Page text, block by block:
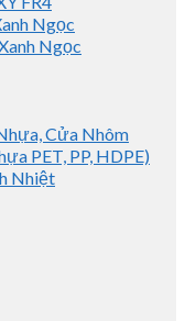
Ngọc
Ngọc
Cửa Nhôm
PET, PP, HDPE)
Nhiệt